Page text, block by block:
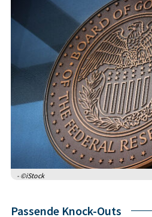
- ©iStock
Passende Knock-Outs